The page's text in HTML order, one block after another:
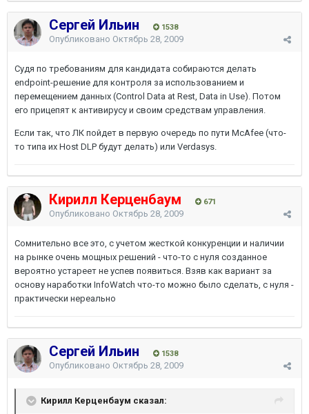
Сергей Ильин 1538
Опубликовано Октябрь 28, 2009
Судя по требованиям для кандидата собираются делать
endpoint-решение для контроля за использованием и
перемещением данных (Control Data at Rest, Data in Use). Потом
его прицепят к антивирусу и своим средствам управления.
Если так, что ЛК пойдет в первую очередь по пути McAfee (что-
то типа их Host DLP будут делать) или Verdasys.
Кирилл Керценбаум 671
Опубликовано Октябрь 28, 2009
Сомнительно все это, с учетом жесткой конкуренции и наличии
на рынке очень мощных решений - что-то с нуля созданное
вероятно устареет не успев появиться. Взяв как вариант за
основу наработки InfoWatch что-то можно было сделать, с нуля -
практически нереально
Сергей Ильин 1538
Опубликовано Октябрь 28, 2009
Кирилл Керценбаум сказал: